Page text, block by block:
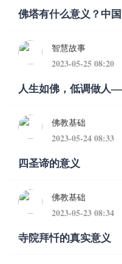
佛塔有什么意义？中
智慧故事
2023-05-25 08:20
人生如佛，低调做人
佛教基础
2023-05-24 08:33
四圣谛的意义
佛教基础
2023-05-23 08:34
寺院拜忏的真实意义